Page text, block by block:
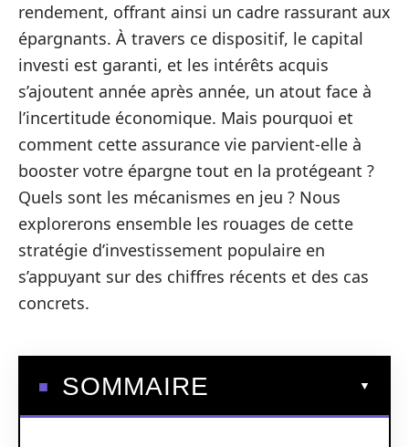
rendement, offrant ainsi un cadre rassurant aux
épargnants. À travers ce dispositif, le capital
investi est garanti, et les intérêts acquis
s’ajoutent année après année, un atout face à
l’incertitude économique. Mais pourquoi et
comment cette assurance vie parvient-elle à
booster votre épargne tout en la protégeant ?
Quels sont les mécanismes en jeu ? Nous
explorerons ensemble les rouages de cette
stratégie d’investissement populaire en
s’appuyant sur des chiffres récents et des cas
concrets.
SOMMAIRE